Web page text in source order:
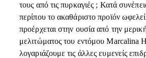
τους από τις πυρκαγιές ; Κατά
περίπου το ακαθάριστο προϊόν
προέρχεται στην ουσία από την
μελιτώματος του εντόμου Marcalina
λογαριάζουμε τις άλλες ευμενείς